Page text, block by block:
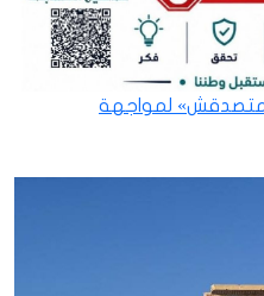
لمواجهة